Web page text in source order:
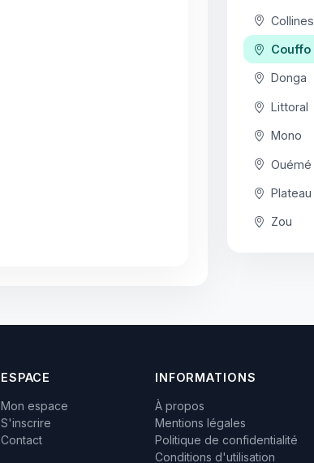
Collines
Couffo
Donga
Littoral
Mono
Ouémé
Plateau
Zou
ESPACE
Mon espace
S'inscrire
Contact
INFORMATIONS
À propos
Mentions légales
Politique de confidentialité
Conditions d'utilisation